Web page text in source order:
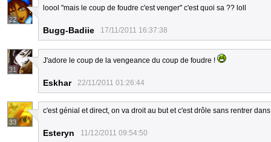
22
loool "mais le coup de foudre c'est venger" c'est quoi sa ?? loll
Bugg-Badiie 17/11/2011 16:37:38
31
J'adore le coup de la vengeance du coup de foudre !
Eskhar 22/11/2011 01:26:44
33
c'est génial et direct, on va droit au but et c'est drôle sans rentrer
Esteryn 11/12/2011 09:54:50